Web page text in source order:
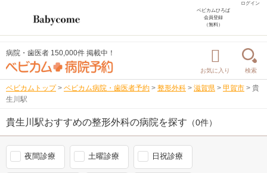
ログイン
ベビカムひろば
会員登録
（無料）
病院・歯医者 150,000件 掲載中！
お気に入り 検索
ベビカムトップ > ベビカム病院・歯医者予約 > 整形外科 > 滋賀県 > 甲賀市 > 貴
生川駅
貴生川駅おすすめの整形外科の病院を探す （0件）
夜間診療 土曜診療 日祝診療